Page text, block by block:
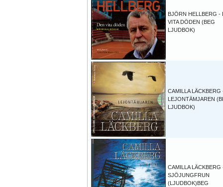
BJÖRN HELLBERG -
VITA DÖDEN (BEG
LJUDBOK)
CAMILLA LÄCKBERG
LEJONTÄMJAREN
LJUDBOK)
CAMILLA LÄCKBERG
SJÖJUNGFRUN
(LJUDBOK)BEG